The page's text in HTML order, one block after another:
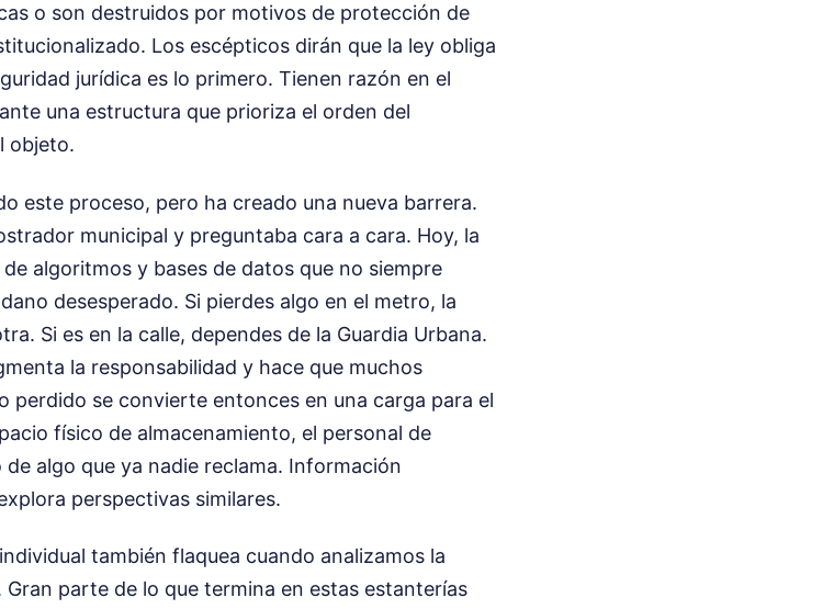
o son destruidos por motivos de protección de
Los escépticos dirán que la ley obliga
jurídica es lo primero. Tienen razón en el
una estructura que prioriza el orden del
objeto.
este proceso, pero ha creado una nueva barrera.
municipal y preguntaba cara a cara. Hoy, la
algoritmos y bases de datos que no siempre
desesperado. Si pierdes algo en el metro, la
Si es en la calle, dependes de la Guardia Urbana.
la responsabilidad y hace que muchos
perdido se convierte entonces en una carga para el
físico de almacenamiento, el personal de
algo que ya nadie reclama. Información
perspectivas similares.
también flaquea cuando analizamos la
parte de lo que termina en estas estanterías